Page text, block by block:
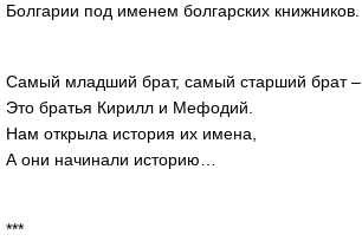
Болгарии под именем болгарских книжников.
Самый младший брат, самый старший брат –
Это братья Кирилл и Мефодий.
Нам открыла история их имена,
А они начинали историю…
***